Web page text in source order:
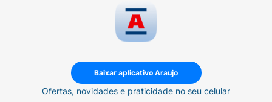
Baixar aplicativo Araujo
Ofertas, novidades e praticidade no seu celular